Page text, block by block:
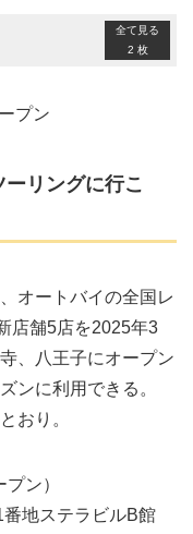
全て見る
2 枚
プン
リングに行こ
オートバイの全国レ
店舗5店を2025年3
、八王子にオープン
ンに利用できる。
おり。
ン）
地ステラビルB館